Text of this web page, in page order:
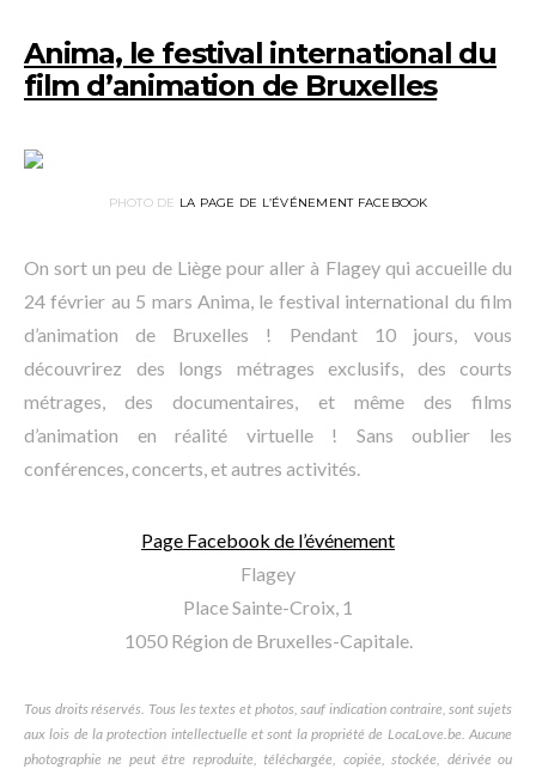
Anima, le festival international du
film d’animation de Bruxelles
PHOTO DE LA PAGE DE L’ÉVÉNEMENT FACEBOOK
On sort un peu de Liège pour aller à Flagey qui accueille du
24 février au 5 mars Anima, le festival international du film
d’animation de Bruxelles ! Pendant 10 jours, vous
découvrirez des longs métrages exclusifs, des courts
métrages, des documentaires, et même des films
d’animation en réalité virtuelle ! Sans oublier les
conférences, concerts, et autres activités.
Page Facebook de l’événement
Flagey
Place Sainte-Croix, 1
1050 Région de Bruxelles-Capitale.
Tous droits réservés. Tous les textes et photos, sauf indication contraire, sont sujets
aux lois de la protection intellectuelle et sont la propriété de LocaLove.be. Aucune
photographie ne peut être reproduite, téléchargée, copiée, stockée, dérivée ou